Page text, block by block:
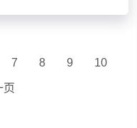
7 8 9 10
页